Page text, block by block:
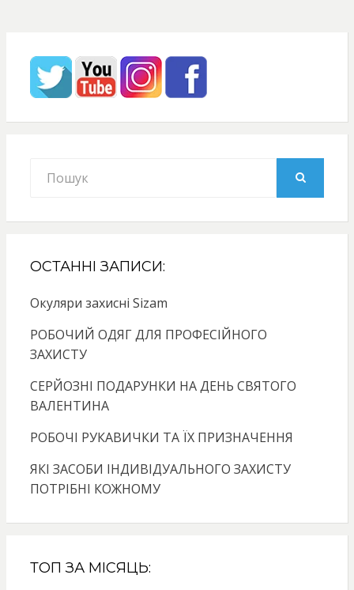
for:
ОСТАННІ ЗАПИСИ:
Окуляри захисні Sizam
РОБОЧИЙ ОДЯГ ДЛЯ ПРОФЕСІЙНОГО
ЗАХИСТУ
СЕРЙОЗНІ ПОДАРУНКИ НА ДЕНЬ СВЯТОГО
ВАЛЕНТИНА
РОБОЧІ РУКАВИЧКИ ТА ЇХ ПРИЗНАЧЕННЯ
ЯКІ ЗАСОБИ ІНДИВІДУАЛЬНОГО ЗАХИСТУ
ПОТРІБНІ КОЖНОМУ
ТОП ЗА МІСЯЦЬ: